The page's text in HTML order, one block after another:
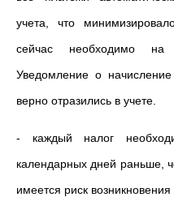
учета, что
сейчас необходимо на
Уведомление о
верно отразились в учете.
- каждый налог
календарных дней раньше,
имеется риск